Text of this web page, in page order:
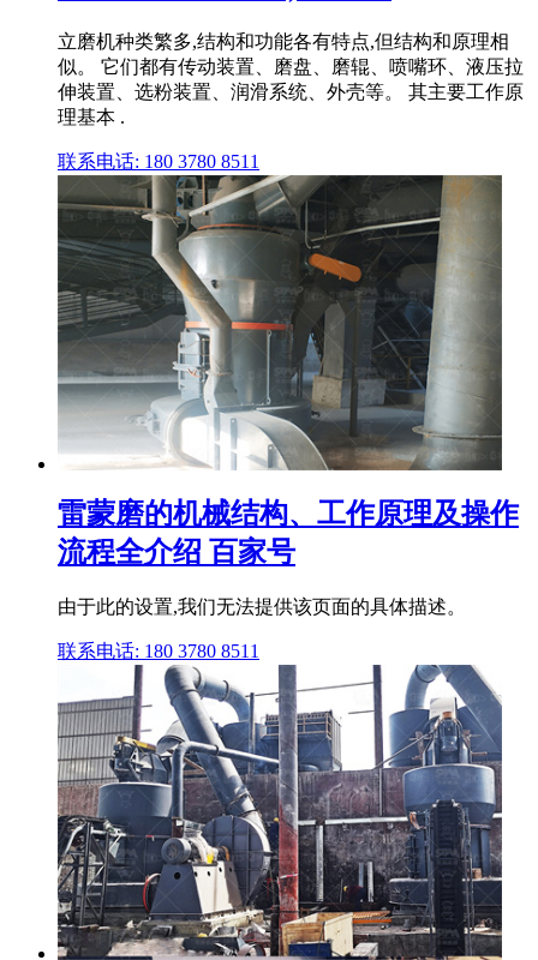
立磨机种类繁多,结构和功能各有特点,但结构和原理相
似。 它们都有传动装置、磨盘、磨辊、喷嘴环、液压拉
伸装置、选粉装置、润滑系统、外壳等。 其主要工作原
理基本 .
联系电话: 180 3780 8511
雷蒙磨的机械结构、工作原理及操作
流程全介绍 百家号
由于此的设置,我们无法提供该页面的具体描述。
联系电话: 180 3780 8511